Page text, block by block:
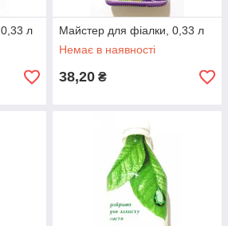
л
Майстер для фіалки, 0,33 л
Немає в наявності
38,20 ₴